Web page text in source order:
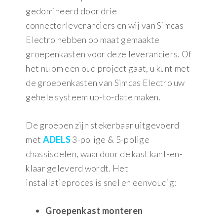
gedomineerd door drie
connectorleveranciers en wij van Simcas
Electro hebben op maat gemaakte
groepenkasten voor deze leveranciers. Of
het nu om een oud project gaat, u kunt met
de groepenkasten van Simcas Electro uw
gehele systeem up-to-date maken.
De groepen zijn stekerbaar uitgevoerd
met ADELS3-polige & 5-polige
chassisdelen, waardoor de kast kant-en-
klaar geleverd wordt. Het
installatieproces is snel en eenvoudig:
Groepenkast monteren